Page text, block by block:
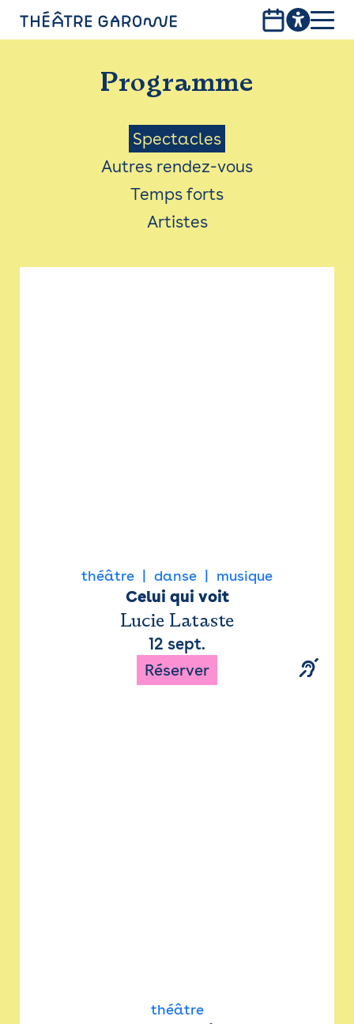
PROGRAMME
INFOS PRATIQUES
AVEC LES PUBLICS
ACCESSIBILITÉ
LES PRODUCTIONS
Programme
Menu
Saison
Spectacles
Autres rendez-vous
Temps forts
Artistes
théâtre danse musique
Celui qui voit
Lucie Lataste
12 sept.
Réserver
théâtre